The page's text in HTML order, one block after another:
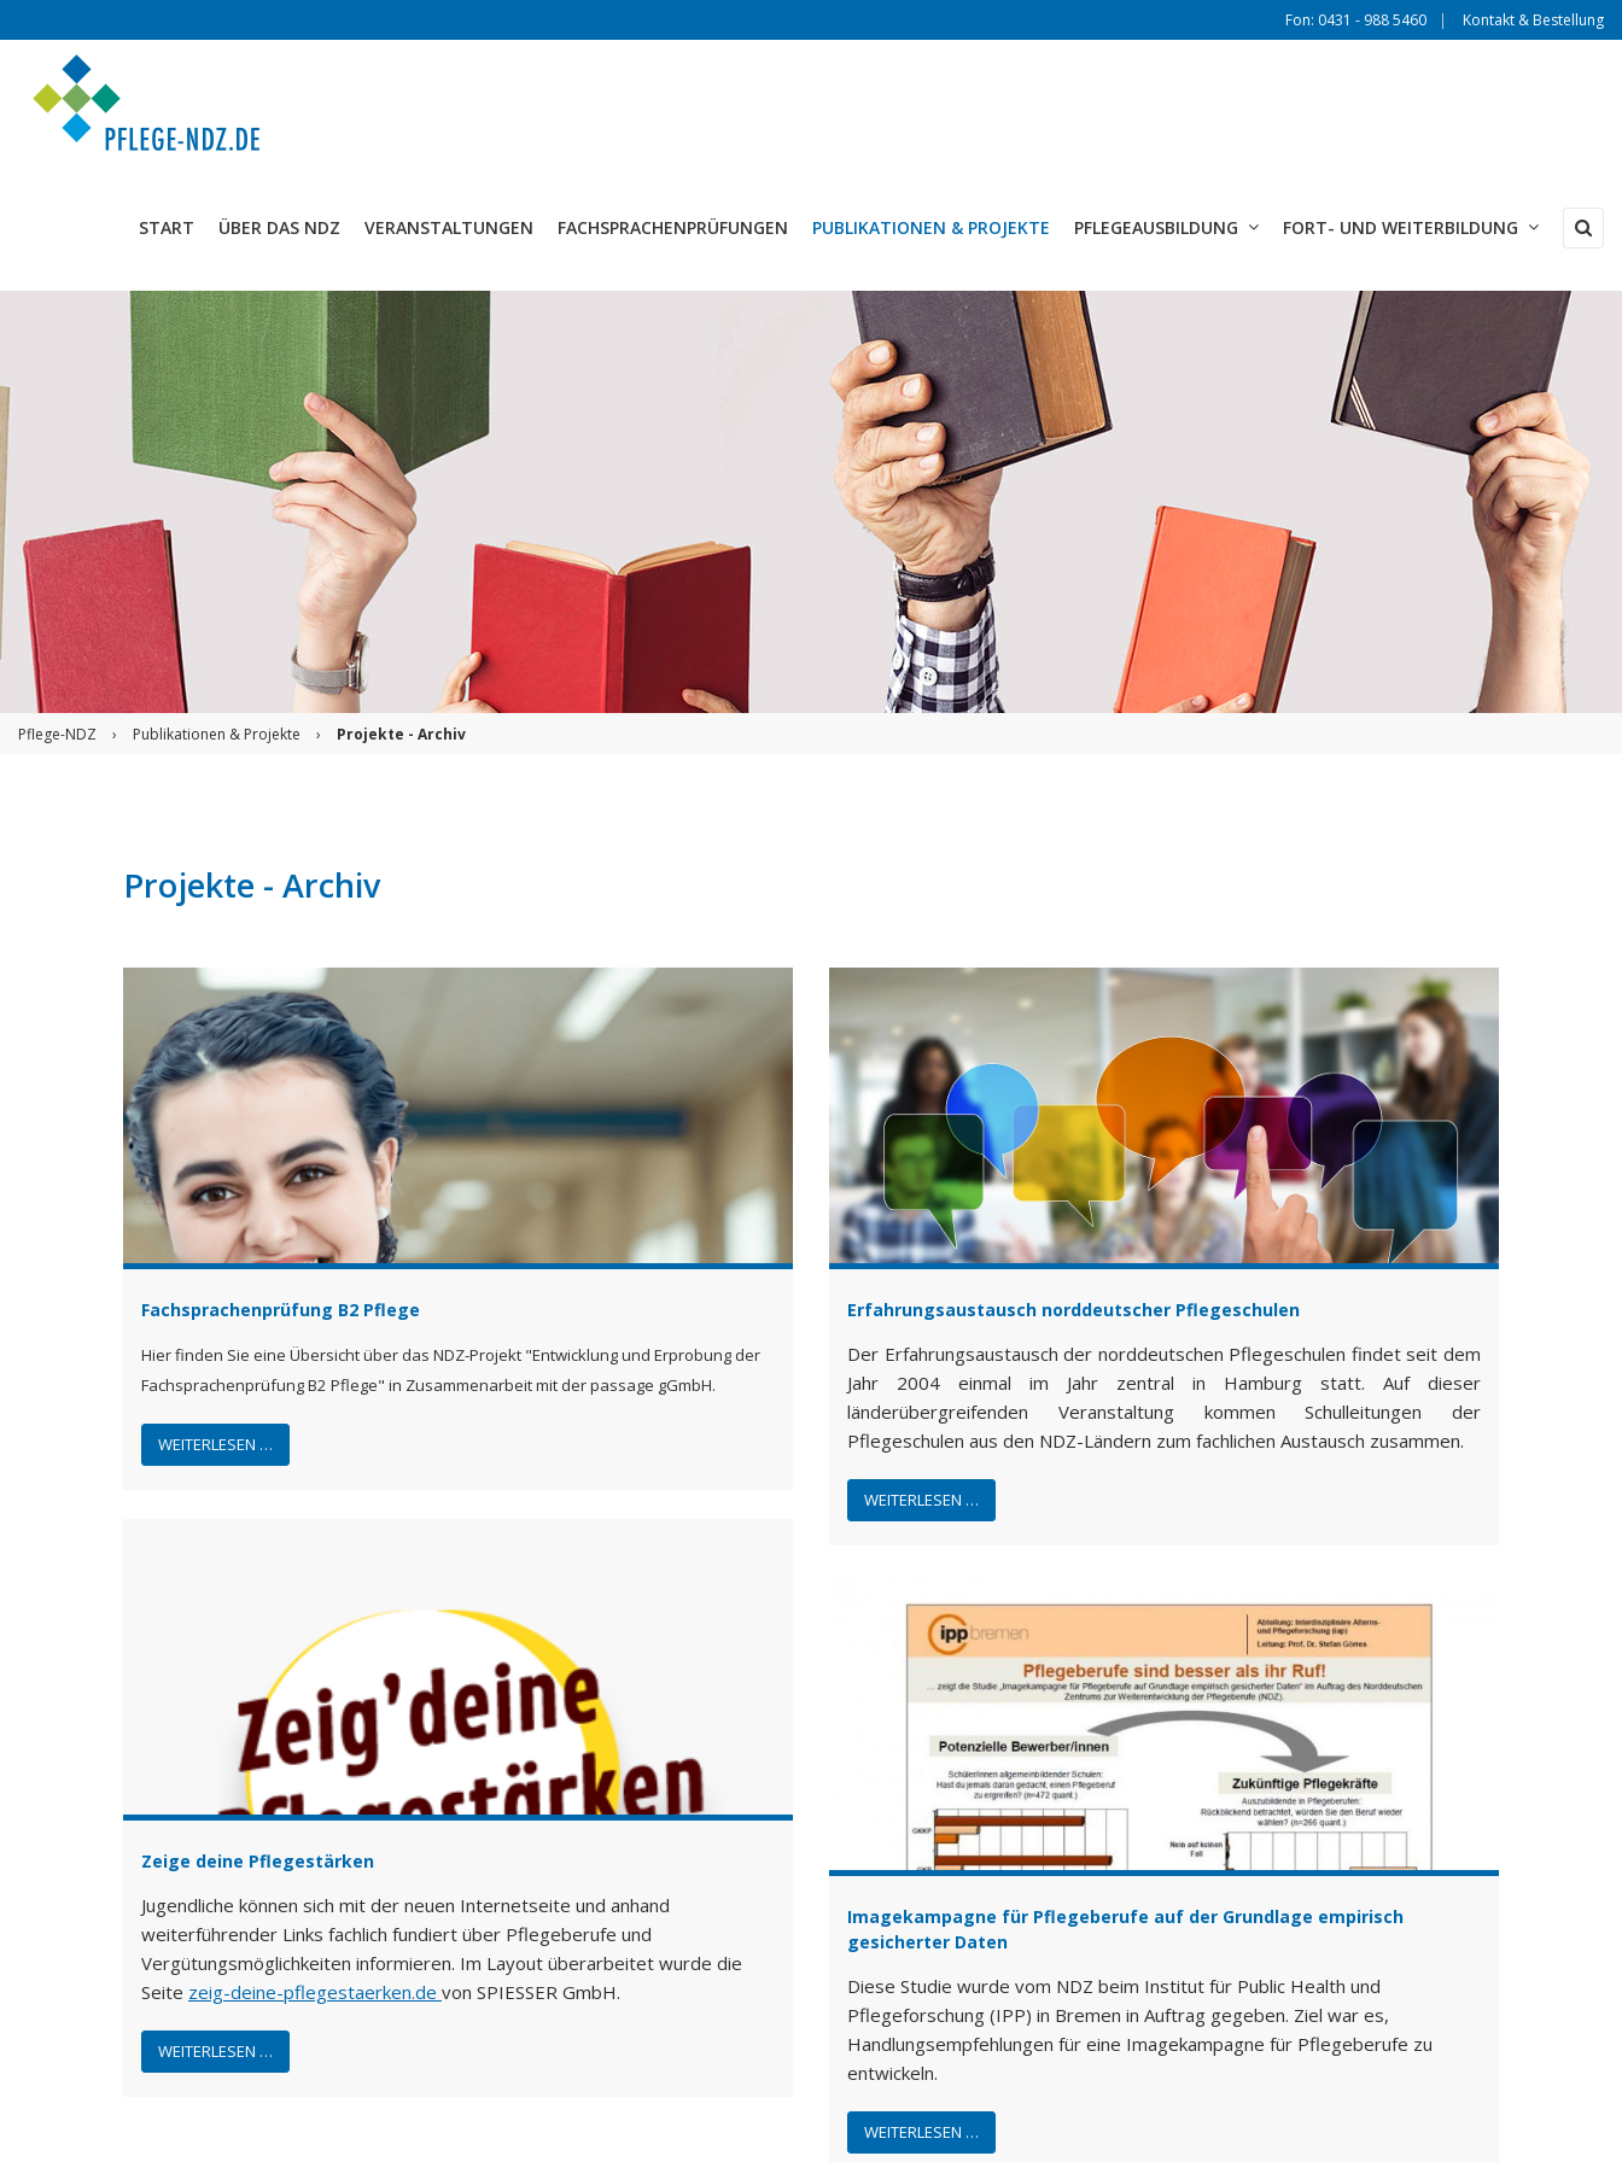
Fon: 0431 - 988 5460 Kontakt & Bestellung
START ÜBER DAS NDZ VERANSTALTUNGEN FACHSPRACHENPRÜFUNGEN PUBLIKATIONEN & PROJEKTE PFLEGEAUSBILDUNG FORT- UND WEITERBILDUNG
Pflege-NDZ › Publikationen & Projekte › Projekte - Archiv
Projekte - Archiv
Fachsprachenprüfung B2 Pflege
Hier finden Sie eine Übersicht über das NDZ-Projekt "Entwicklung und Erprobung der
Fachsprachenprüfung B2 Pflege" in Zusammenarbeit mit der passage gGmbH.
WEITERLESEN …
Erfahrungsaustausch norddeutscher Pflegeschulen
Der Erfahrungsaustausch der norddeutschen Pflegeschulen findet seit dem
Jahr 2004 einmal im Jahr zentral in Hamburg statt. Auf dieser
länderübergreifenden Veranstaltung kommen Schulleitungen der
Pflegeschulen aus den NDZ-Ländern zum fachlichen Austausch zusammen.
WEITERLESEN …
Zeige deine Pflegestärken
Jugendliche können sich mit der neuen Internetseite und anhand
weiterführender Links fachlich fundiert über Pflegeberufe und
Vergütungsmöglichkeiten informieren. Im Layout überarbeitet wurde die
Seite zeig-deine-pflegestaerken.de von SPIESSER GmbH.
WEITERLESEN …
Imagekampagne für Pflegeberufe auf der Grundlage empirisch
gesicherter Daten
Diese Studie wurde vom NDZ beim Institut für Public Health und
Pflegeforschung (IPP) in Bremen in Auftrag gegeben. Ziel war es,
Handlungsempfehlungen für eine Imagekampagne für Pflegeberufe zu
entwickeln.
WEITERLESEN …